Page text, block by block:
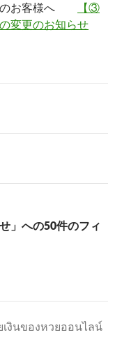
のお客様へ
【③
変更のお知らせ
」への50件のフィ
เงินของหวยออนไลน์